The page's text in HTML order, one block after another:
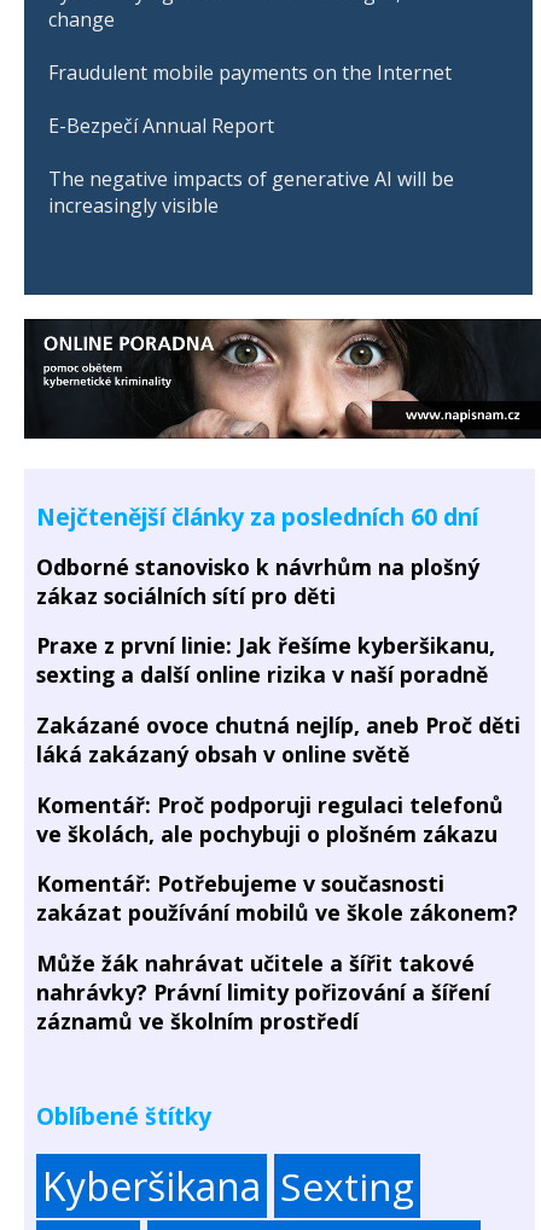
change
Fraudulent mobile payments on the Internet
E-Bezpečí Annual Report
The negative impacts of generative AI will be
increasingly visible
Nejčtenější články za posledních 60 dní
Odborné stanovisko k návrhům na plošný
zákaz sociálních sítí pro děti
Praxe z první linie: Jak řešíme kyberšikanu,
sexting a další online rizika v naší poradně
Zakázané ovoce chutná nejlíp, aneb Proč děti
láká zakázaný obsah v online světě
Komentář: Proč podporuji regulaci telefonů
ve školách, ale pochybuji o plošném zákazu
Komentář: Potřebujeme v současnosti
zakázat používání mobilů ve škole zákonem?
Může žák nahrávat učitele a šířit takové
nahrávky? Právní limity pořizování a šíření
záznamů ve školním prostředí
Oblíbené štítky
Kyberšikana Sexting